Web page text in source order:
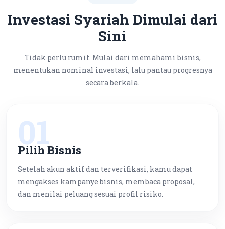
Investasi Syariah Dimulai dari
Sini
Tidak perlu rumit. Mulai dari memahami bisnis,
menentukan nominal investasi, lalu pantau progresnya
secara berkala.
01
Pilih Bisnis
Setelah akun aktif dan terverifikasi, kamu dapat
mengakses kampanye bisnis, membaca proposal,
dan menilai peluang sesuai profil risiko.